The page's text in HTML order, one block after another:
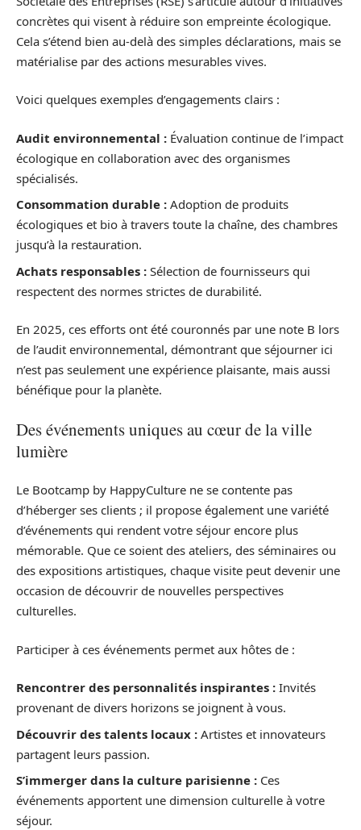
concrètes qui visent à réduire son empreinte écologique.
Cela s’étend bien au-delà des simples déclarations, mais se
matérialise par des actions mesurables vives.
Voici quelques exemples d’engagements clairs :
Audit environnemental : Évaluation continue de l’impact
écologique en collaboration avec des organismes
spécialisés.
Consommation durable : Adoption de produits
écologiques et bio à travers toute la chaîne, des chambres
jusqu’à la restauration.
Achats responsables : Sélection de fournisseurs qui
respectent des normes strictes de durabilité.
En 2025, ces efforts ont été couronnés par une note B lors
de l’audit environnemental, démontrant que séjourner ici
n’est pas seulement une expérience plaisante, mais aussi
bénéfique pour la planète.
Des événements uniques au cœur de la ville
lumière
Le Bootcamp by HappyCulture ne se contente pas
d’héberger ses clients ; il propose également une variété
d’événements qui rendent votre séjour encore plus
mémorable. Que ce soient des ateliers, des séminaires ou
des expositions artistiques, chaque visite peut devenir une
occasion de découvrir de nouvelles perspectives
culturelles.
Participer à ces événements permet aux hôtes de :
Rencontrer des personnalités inspirantes : Invités
provenant de divers horizons se joignent à vous.
Découvrir des talents locaux : Artistes et innovateurs
partagent leurs passion.
S’immerger dans la culture parisienne : Ces
événements apportent une dimension culturelle à votre
séjour.